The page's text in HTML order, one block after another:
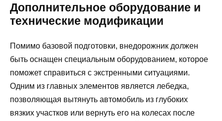
Дополнительное оборудование и
технические модификации
Помимо базовой подготовки, внедорожник должен
быть оснащен специальным оборудованием, которое
поможет справиться с экстренными ситуациями.
Одним из главных элементов является лебедка,
позволяющая вытянуть автомобиль из глубоких
вязких участков или вернуть его на колесах после